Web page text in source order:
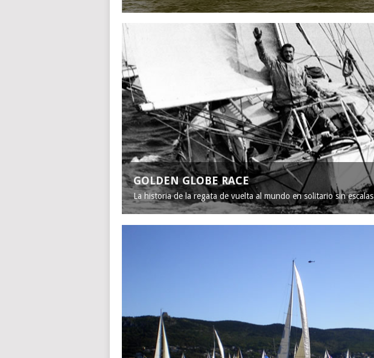
GOLDEN GLOBE RACE
La historia de la regata de vuelta al mundo en solitario sin escalas